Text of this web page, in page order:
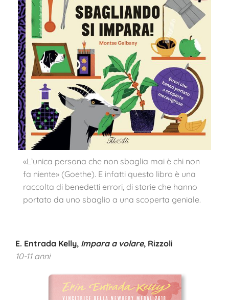
«L’unica persona che non sbaglia mai è chi non
fa niente» (Goethe). E infatti questo libro è una
raccolta di benedetti errori, di storie che hanno
portato da uno sbaglio a una scoperta geniale.
E. Entrada Kelly, Impara a volare, Rizzoli
10-11 anni